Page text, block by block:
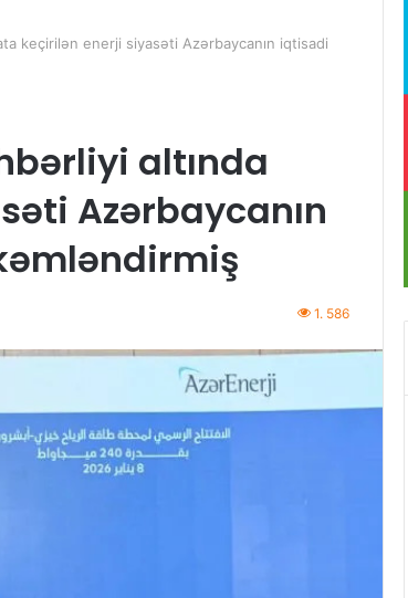
keçirilən enerji siyasəti Azərbaycanın iqtisadi
altında
Azərbaycanın
1. 586